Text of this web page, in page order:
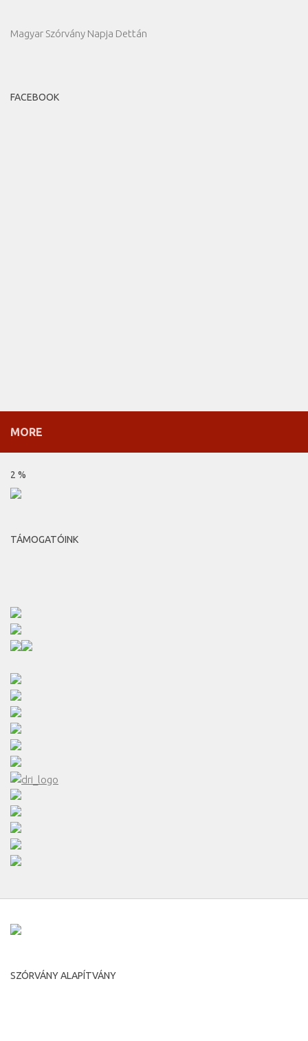
Magyar Szórvány Napja Dettán
FACEBOOK
MORE
2 %
TÁMOGATÓINK
SZÓRVÁNY ALAPÍTVÁNY